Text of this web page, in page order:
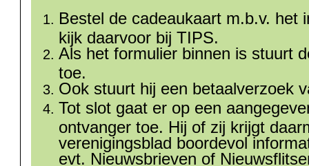
Bestel de cadeaukaart m.b.v. het
kijk daarvoor bij TIPS.
Als het formulier binnen is stuurt
toe.
Ook stuurt hij een betaalverzoek
Tot slot gaat er op een
ontvanger toe. Hij of zij krijgt
verenigingsblad boordevol
evt. Nieuwsbrieven of